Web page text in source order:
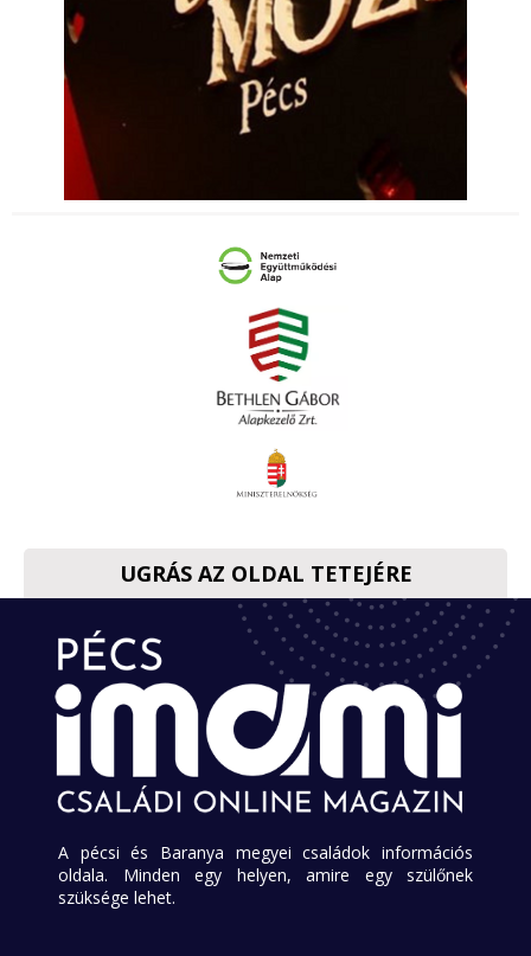
UGRÁS AZ OLDAL TETEJÉRE
A pécsi és Baranya megyei családok információs
oldala. Minden egy helyen, amire egy szülőnek
szüksége lehet.